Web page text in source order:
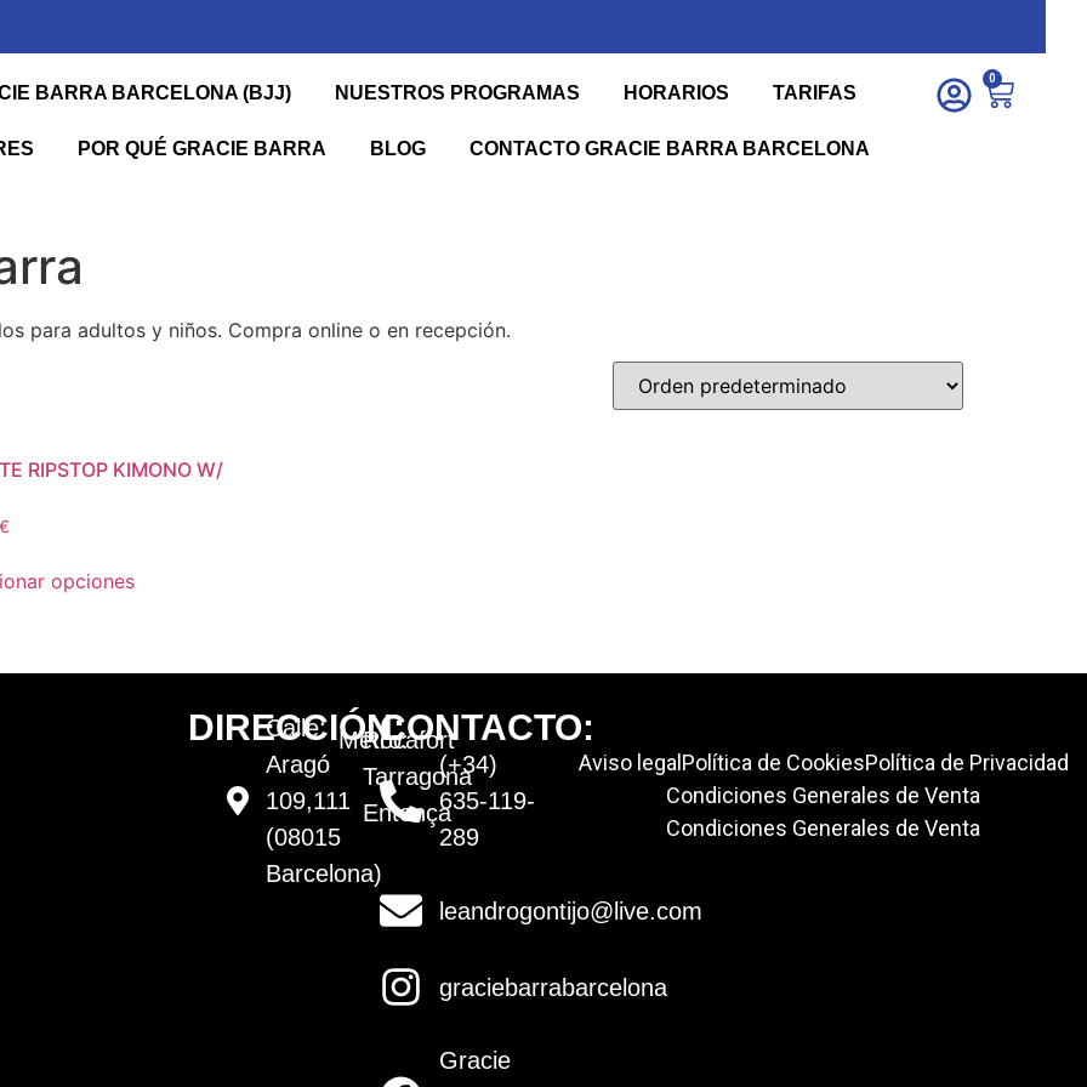
BARRA BARCELONA (BJJ) NUESTROS PROGRAMAS HORARIOS TARIFAS
POR QUÉ GRACIE BARRA BLOG CONTACTO GRACIE BARRA BARCELONA
0
para adultos y niños. Compra online o en recepción.
RIPSTOP KIMONO W/
€
opciones
DIRECCIÓN:
Calle:
Aragó
109,111
(08015
Barcelona)
Metro:
Rocafort
Tarragona
Entença
CONTACTO:
(+34)
635-119-
289
leandrogontijo@live.com
graciebarrabarcelona
Gracie
Aviso legal Política de CookiesPolítica de Privacidad
Condiciones Generales de Venta
Condiciones Generales de Venta